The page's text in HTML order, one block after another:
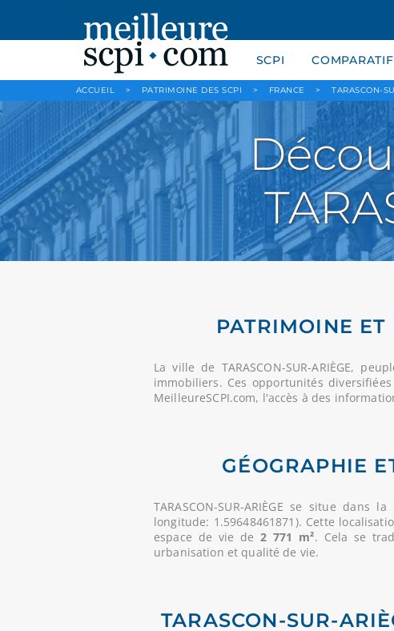
SCPI
ACCUEIL > PATRIMOINE DES SCPI > FRANCE > TARASCON-
PATRIMOINE ET
La ville de TARASCON-SUR-ARIÈGE,
immobiliers. Ces opportunités
MeilleureSCPI.com, l'accès à des
GÉOGRAPHIE
TARASCON-SUR-ARIÈGE se situe dans
longitude: 1.59648461871). Cette
espace de vie de2 771 m². Cela se
urbanisation et qualité de vie.
TARASCON-SUR-